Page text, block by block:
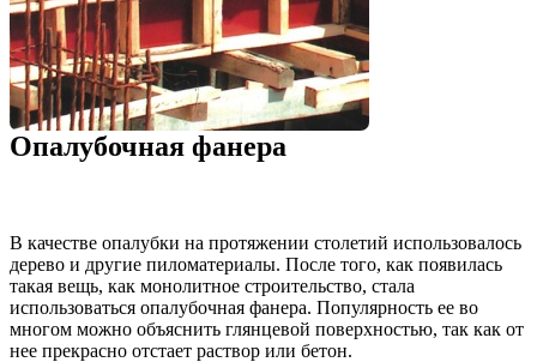
Опалубочная фанера
В качестве опалубки на протяжении столетий использовалось
дерево и другие пиломатериалы. После того, как появилась
такая вещь, как монолитное строительство, стала
использоваться опалубочная фанера. Популярность ее во
многом можно объяснить глянцевой поверхностью, так как от
нее прекрасно отстает раствор или бетон.